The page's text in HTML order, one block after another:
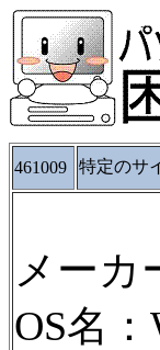
461009 特定のサ
メーカ
OS名